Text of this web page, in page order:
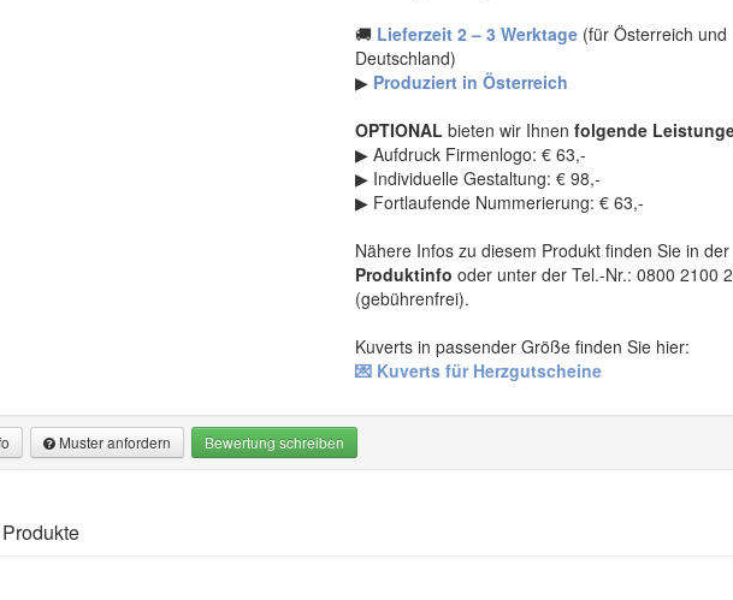
🚚 Lieferzeit 2 – 3 Werktage (für Österreich und
Deutschland)
▶ Produziert in Österreich
OPTIONAL bieten wir Ihnenfolgende
▶ Aufdruck Firmenlogo: € 63,-
▶ Individuelle Gestaltung: € 98,-
▶ Fortlaufende Nummerierung: € 63,-
Nähere Infos zu diesem Produkt finden Sie in der
Produktinfo oder unter der Tel.-Nr.: 0800 2100
(gebührenfrei).
Kuverts in passender Größe finden Sie hier:
💌 Kuverts für Herzgutscheine
Muster anfordern Bewertung schreiben